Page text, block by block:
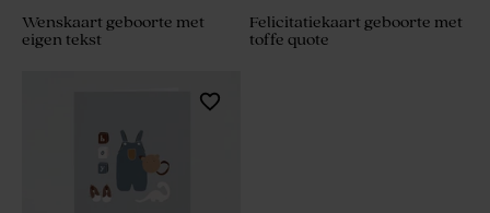
Wenskaart geboorte met
eigen tekst
Felicitatiekaart geboorte met
toffe quote